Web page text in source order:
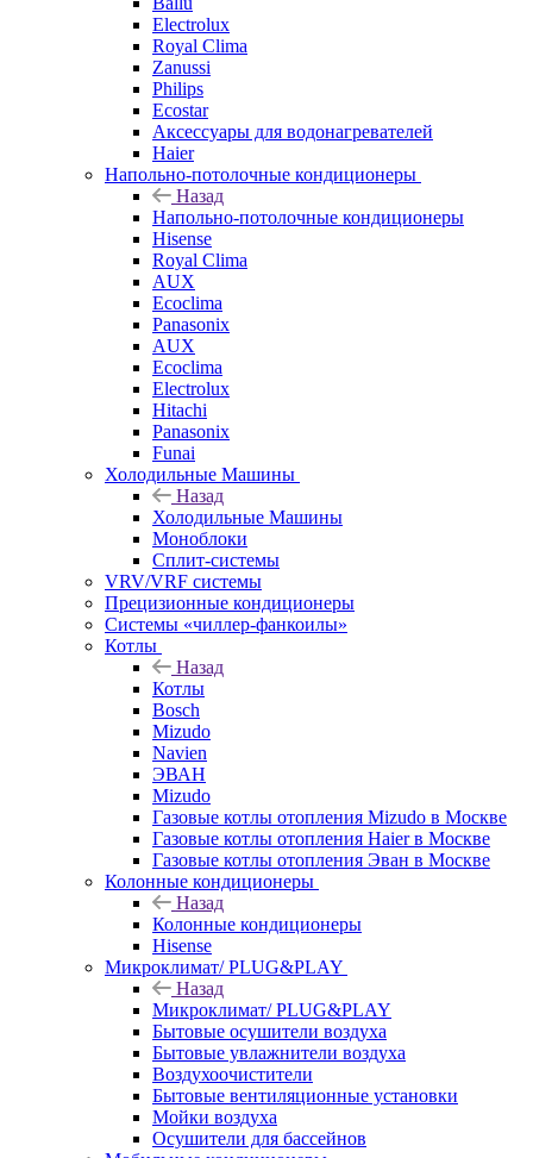
Electrolux
Royal Clima
Zanussi
Philips
Ecostar
Аксессуары для водонагревателей
Haier
Напольно-потолочные кондиционеры
Назад
Напольно-потолочные кондиционеры
Hisense
Royal Clima
AUX
Ecoclima
Panasonix
AUX
Ecoclima
Electrolux
Hitachi
Panasonix
Funai
Холодильные Машины
Назад
Холодильные Машины
Моноблоки
Сплит-системы
VRV/VRF системы
Прецизионные кондиционеры
Системы «чиллер-фанкоилы»
Котлы
Назад
Котлы
Bosch
Mizudo
Navien
ЭВАН
Mizudo
Газовые котлы отопления Mizudo в Москве
Газовые котлы отопления Haier в Москве
Газовые котлы отопления Эван в Москве
Колонные кондиционеры
Назад
Колонные кондиционеры
Hisense
Микроклимат/ PLUG&PLAY
Назад
Микроклимат/ PLUG&PLAY
Бытовые осушители воздуха
Бытовые увлажнители воздуха
Воздухоочистители
Бытовые вентиляционные установки
Мойки воздуха
Осушители для бассейнов